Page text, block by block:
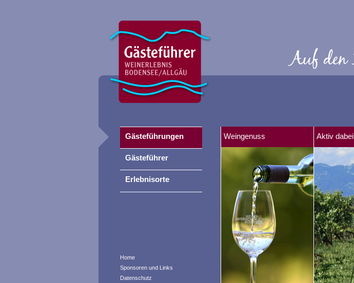
Home
Sponsoren und Links
Datenschutz
Weingenuss Aktiv dabei
Gästeführungen
Gästeführer
Erlebnisorte